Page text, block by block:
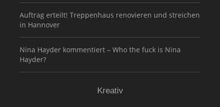
Auftrag erteilt! Treppenhaus renovieren und streichen
in Hannover
Nina Hayder kommentiert – Who the fuck is Nina
Hayder?
Kreativ